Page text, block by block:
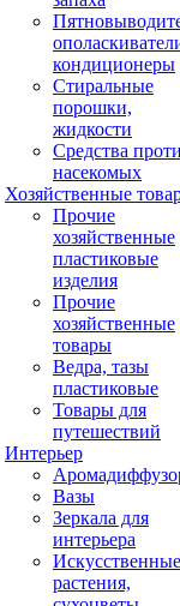
кондиционеры
Стиральные
порошки,
жидкости
Средства
насекомых
Хозяйственные
Прочие
хозяйственные
пластиковые
изделия
Прочие
хозяйственные
товары
Ведра, тазы
пластиковые
Товары для
путешествий
Интерьер
Вазы
Зеркала для
интерьера
Искусственные
растения,